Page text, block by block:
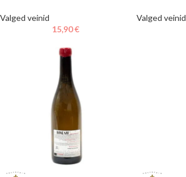
Valged veinid
15,90€
Valged veinid